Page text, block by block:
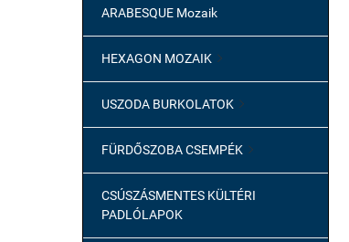
ARABESQUE Mozaik
HEXAGON MOZAIK 
USZODA BURKOLATOK 
FÜRDŐSZOBA CSEMPÉK 
CSÚSZÁSMENTES KÜLTÉRI
PADLÓLAPOK